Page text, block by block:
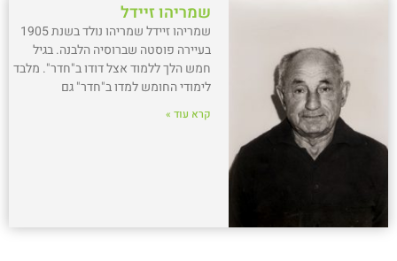
שמריהו זיידל
שמריהו זיידל שמריהו נולד בשנת 1905
בעיירה פוסטה שברוסיה הלבנה. בגיל
חמש הלך ללמוד אצל דודו ב"חדר". מלבד
לימודי החומש למדו ב"חדר" גם
קרא עוד »